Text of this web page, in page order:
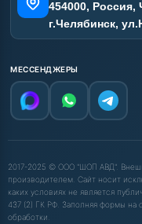
454000, Россия,
г.Челябинск,
МЕССЕНДЖЕРЫ
2017-2025 © ООО "ШОП АВД".
производителем. Сайт носит
каких условиях не является
437 (2) ГК РФ. Заполняя формы на
обработки.